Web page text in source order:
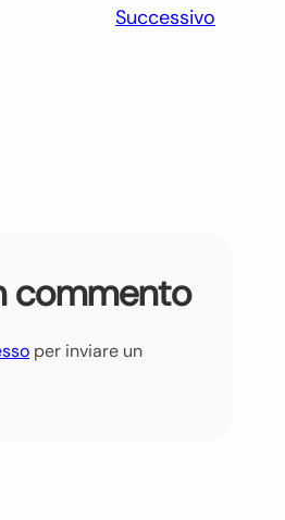
Successivo
commento
per inviare un